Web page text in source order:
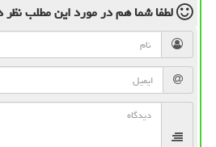
لطفا شما همدر مورد این مطلب